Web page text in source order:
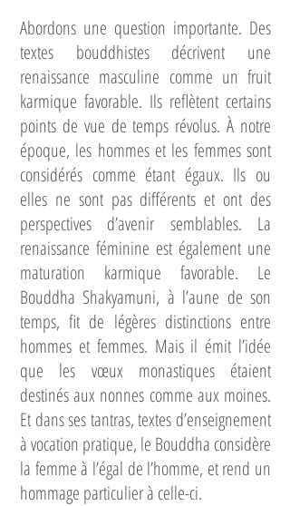
Abordons une question importante. Des
textes bouddhistes décrivent une
renaissance masculine comme un fruit
karmique favorable. Ils reflètent certains
points de vue de temps révolus. À notre
époque, les hommes et les femmes sont
considérés comme étant égaux. Ils ou
elles ne sont pas différents et ont des
perspectives d’avenir semblables. La
renaissance féminine est également une
maturation karmique favorable. Le
Bouddha Shakyamuni, à l’aune de son
temps, fit de légères distinctions entre
hommes et femmes. Mais il émit l’idée
que les vœux monastiques étaient
destinés aux nonnes comme aux moines.
Et dans ses tantras, textes d’enseignement
à vocation pratique, le Bouddha considère
la femme à l’égal de l’homme, et rend un
hommage particulier à celle-ci.